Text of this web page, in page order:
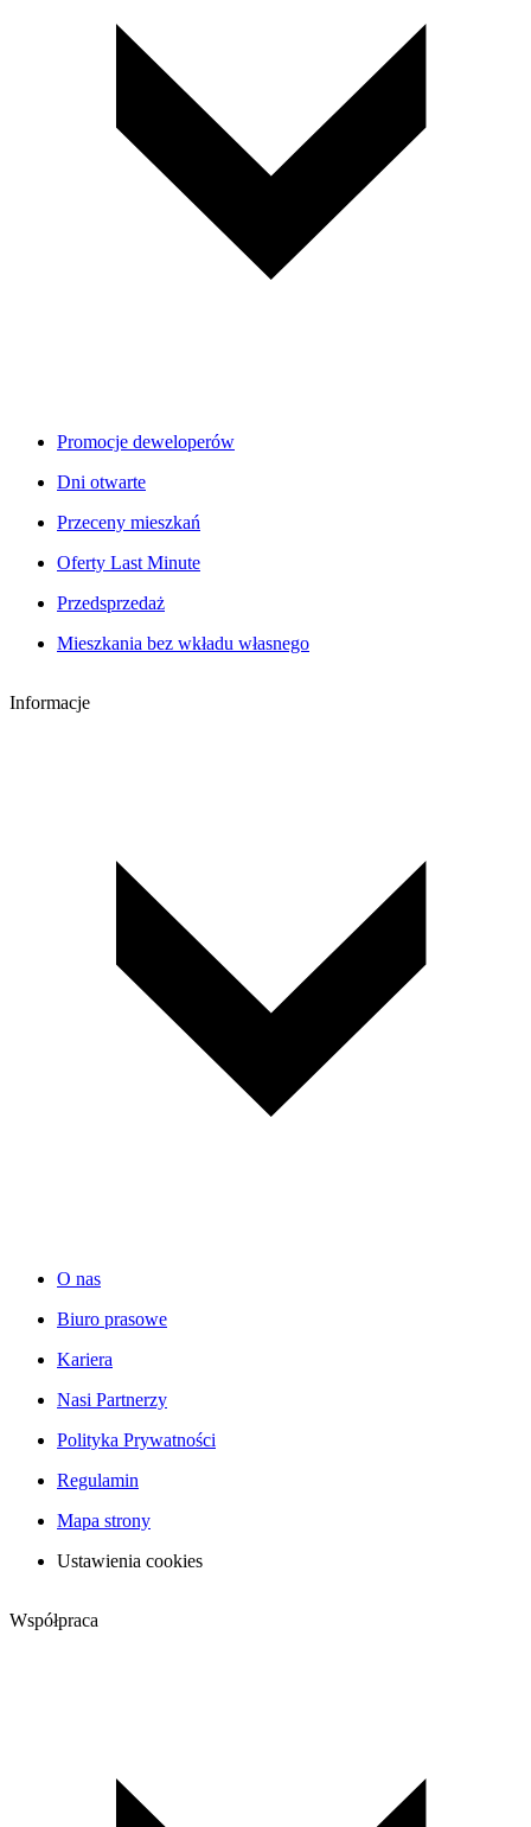
Promocje deweloperów
Dni otwarte
Przeceny mieszkań
Oferty Last Minute
Przedsprzedaż
Mieszkania bez wkładu własnego
Informacje
O nas
Biuro prasowe
Kariera
Nasi Partnerzy
Polityka Prywatności
Regulamin
Mapa strony
Ustawienia cookies
Współpraca